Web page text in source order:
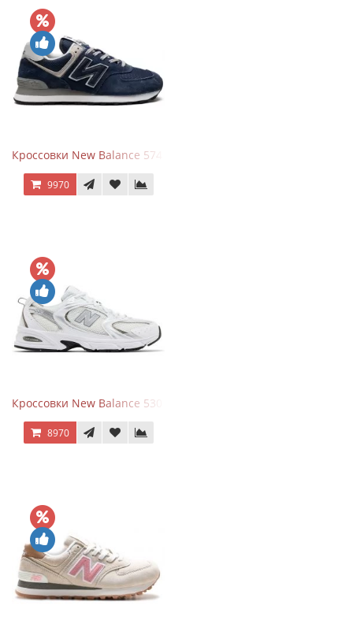
Кроссовки New Balance 574 Navy Blue Grey
9970
Кроссовки New Balance 530 White Silver Metallic
8970